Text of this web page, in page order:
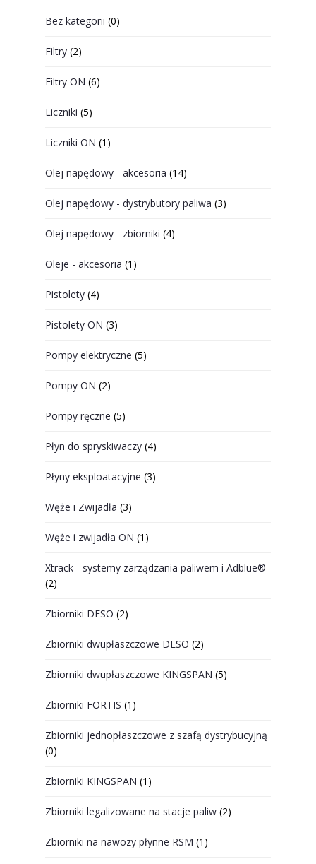
Bez kategorii (0)
Filtry (2)
Filtry ON (6)
Liczniki (5)
Liczniki ON (1)
Olej napędowy - akcesoria (14)
Olej napędowy - dystrybutory paliwa (3)
Olej napędowy - zbiorniki (4)
Oleje - akcesoria (1)
Pistolety (4)
Pistolety ON (3)
Pompy elektryczne (5)
Pompy ON (2)
Pompy ręczne (5)
Płyn do spryskiwaczy (4)
Płyny eksploatacyjne (3)
Węże i Zwijadła (3)
Węże i zwijadła ON (1)
Xtrack - systemy zarządzania paliwem i Adblue®
(2)
Zbiorniki DESO (2)
Zbiorniki dwupłaszczowe DESO (2)
Zbiorniki dwupłaszczowe KINGSPAN (5)
Zbiorniki FORTIS (1)
Zbiorniki jednopłaszczowe z szafą dystrybucyjną
(0)
Zbiorniki KINGSPAN (1)
Zbiorniki legalizowane na stacje paliw (2)
Zbiorniki na nawozy płynne RSM (1)